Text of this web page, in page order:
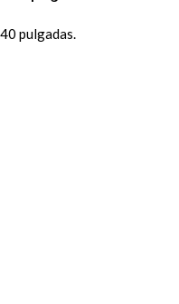
pulgadas.